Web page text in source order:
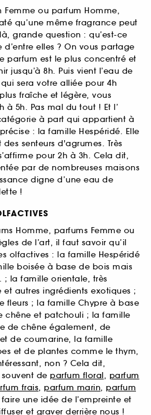
Femme ou parfum Homme,
qu’une même fragrance peut
grande question : qu’est-ce
elles ? On vous partage
parfum est le plus concentré et
jusqu’à 8h. Puis vient l’eau de
sera votre alliée pour 4h
fraîche et légère, vous
5h. Pas mal du tout ! Et l’
à part qui appartient à
: la famille Hespéridé. Elle
senteurs d'agrumes. Très
pour 2h à 3h. Cela dit,
par de nombreuses maisons
digne d’une eau de
!
Homme, parfums Femme ou
de l’art, il faut savoir qu’il
olfactives : la famille Hespéridé
boisée à base de bois mais
; la famille orientale, très
et autres ingrédients exotiques ;
fleurs ; la famille Chypre à base
chêne et patchouli ; la famille
de chêne également, de
de coumarine, la famille
et de plantes comme le thym,
non ? Cela dit,
de parfum floral, parfum
frais, parfum marin, parfum
une idée de l’empreinte et
et graver derrière nous !